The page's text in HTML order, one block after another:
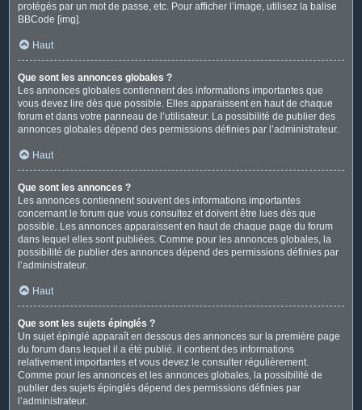
protégés par un mot de passe, etc. Pour afficher l’image, utilisez la balise
BBCode [img].
Haut
Que sont les annonces globales ?
Les annonces globales contiennent des informations importantes que
vous devez lire dès que possible. Elles apparaissent en haut de chaque
forum et dans votre panneau de l’utilisateur. La possibilité de publier des
annonces globales dépend des permissions définies par l’administrateur.
Haut
Que sont les annonces ?
Les annonces contiennent souvent des informations importantes
concernant le forum que vous consultez et doivent être lues dès que
possible. Les annonces apparaissent en haut de chaque page du forum
dans lequel elles sont publiées. Comme pour les annonces globales, la
possibilité de publier des annonces dépend des permissions définies par
l’administrateur.
Haut
Que sont les sujets épinglés ?
Un sujet épinglé apparaît en dessous des annonces sur la première page
du forum dans lequel il a été publié. il contient des informations
relativement importantes et vous devez le consulter régulièrement.
Comme pour les annonces et les annonces globales, la possibilité de
publier des sujets épinglés dépend des permissions définies par
l’administrateur.